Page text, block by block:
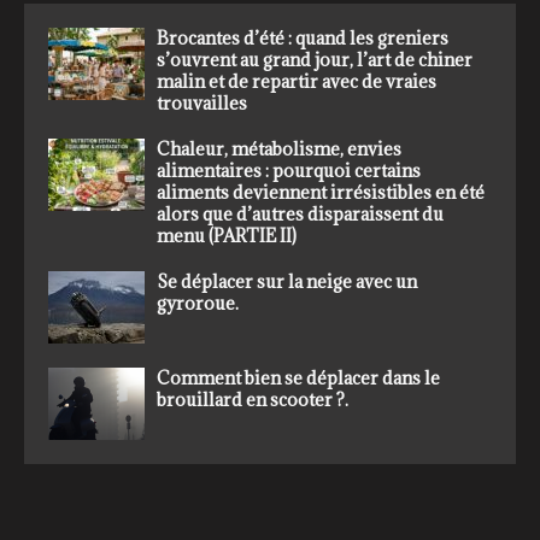
Brocantes d’été : quand les greniers
s’ouvrent au grand jour, l’art de chiner
malin et de repartir avec de vraies
trouvailles
Chaleur, métabolisme, envies
alimentaires : pourquoi certains
aliments deviennent irrésistibles en été
alors que d’autres disparaissent du
menu (PARTIE II)
Se déplacer sur la neige avec un
gyroroue.
Comment bien se déplacer dans le
brouillard en scooter ?.